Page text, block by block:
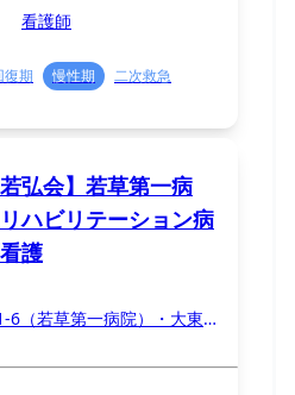
看護師
復期 慢性期
二次救急
弘会】若草第一病
ハビリテーション病
護
6（若草第一病院）・大東市